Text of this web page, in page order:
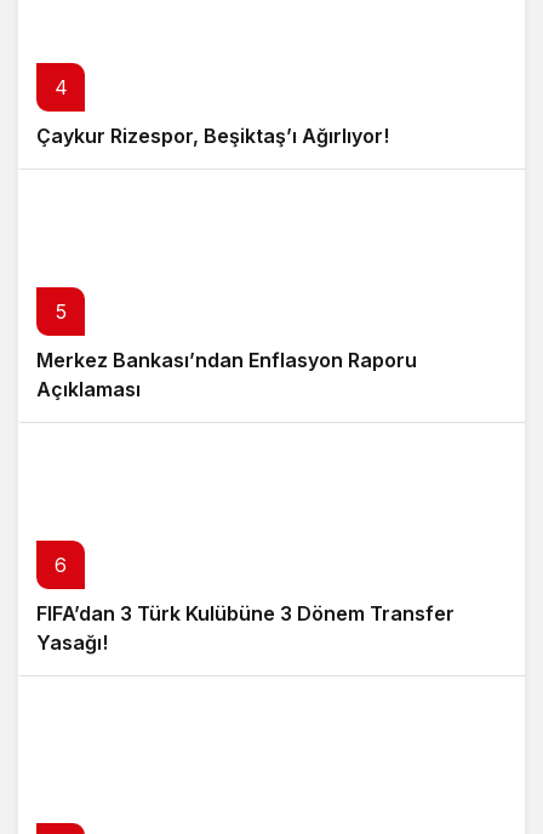
4
Çaykur Rizespor, Beşiktaş’ı Ağırlıyor!
5
Merkez Bankası’ndan Enflasyon Raporu
Açıklaması
6
FIFA’dan 3 Türk Kulübüne 3 Dönem Transfer
Yasağı!